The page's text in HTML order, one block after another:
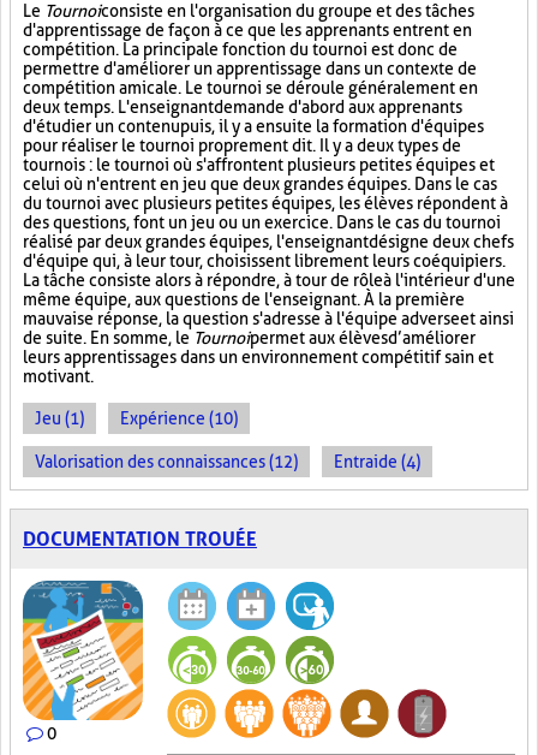
Le Tournoiconsiste en l'organisation du groupe et des tâches
d'apprentissage de façon à ce que les apprenants entrent en
compétition. La principale fonction du tournoi est donc de
permettre d'améliorer un apprentissage dans un contexte de
compétition amicale. Le tournoi se déroule généralement en
deux temps. L'enseignant demande d'abord aux apprenants
d'étudier un contenu puis, il y a ensuite la formation d'équipes
pour réaliser le tournoi proprement dit. Il y a deux types de
tournois : le tournoi où s'affrontent plusieurs petites équipes et
celui où n'entrent en jeu que deux grandes équipes. Dans le cas
du tournoi avec plusieurs petites équipes, les élèves répondent à
des questions, font un jeu ou un exercice. Dans le cas du tournoi
réalisé par deux grandes équipes, l'enseignant désigne deux chefs
d'équipe qui, à leur tour, choisissent librement leurs coéquipiers.
La tâche consiste alors à répondre, à tour de rôle à l'intérieur d'une
même équipe, aux questions de l'enseignant. À la première
mauvaise réponse, la question s'adresse à l'équipe adverse et ainsi
de suite. En somme, le Tournoipermet aux élèves d’améliorer
leurs apprentissages dans un environnement compétitif sain et
motivant.
Jeu (1) Expérience (10)
Valorisation des connaissances (12) Entraide (4)
DOCUMENTATION TROUÉE
0